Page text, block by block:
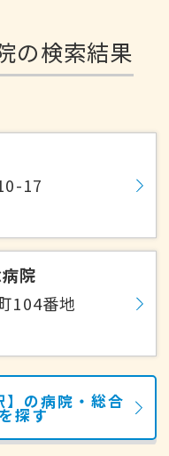
の検索結果
17
院
104番地
】の病院・総合
探す